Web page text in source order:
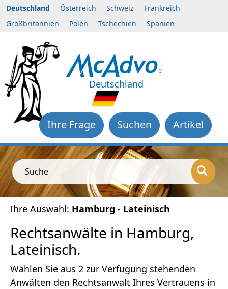
Deutschland Österreich Schweiz
Frankreich
Großbritannien
Polen Tschechien Spanien
Deutschland
Artikel
Suchen
Ihre Frage
Suche
Ihre Auswahl: Hamburg - Lateinisch
Rechtsanwälte in Hamburg,
Lateinisch.
Wählen Sie aus 2 zur Verfügung stehenden
Anwälten den Rechtsanwalt Ihres Vertrauens in